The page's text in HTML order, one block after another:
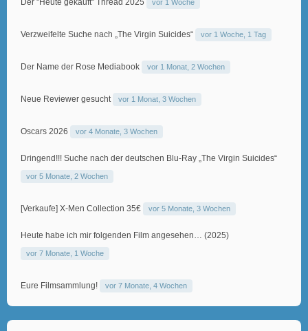
vor 1 Woche
Verzweifelte Suche nach „The Virgin Suicides“ vor 1 Woche, 1 Tag
Der Name der Rose Mediabook vor 1 Monat, 2 Wochen
Neue Reviewer gesucht vor 1 Monat, 3 Wochen
Oscars 2026 vor 4 Monate, 3 Wochen
Dringend!!! Suche nach der deutschen Blu-Ray „The Virgin Suicides“
vor 5 Monate, 2 Wochen
[Verkaufe] X-Men Collection 35€ vor 5 Monate, 3 Wochen
Heute habe ich mir folgenden Film angesehen… (2025)
vor 7 Monate, 1 Woche
Eure Filmsammlung! vor 7 Monate, 4 Wochen